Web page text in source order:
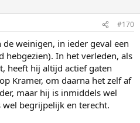
#170
weinigen, in ieder geval een
hebgezien). In het verleden, als
heeft hij altijd actief gaten
Kramer, om daarna het zelf af
maar hij is inmiddels wel
begrijpelijk en terecht.